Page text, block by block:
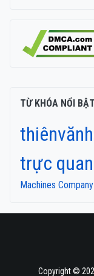
TỪ KHÓA NỔI BẬT
trực quan
Machines Company
Copyright ©